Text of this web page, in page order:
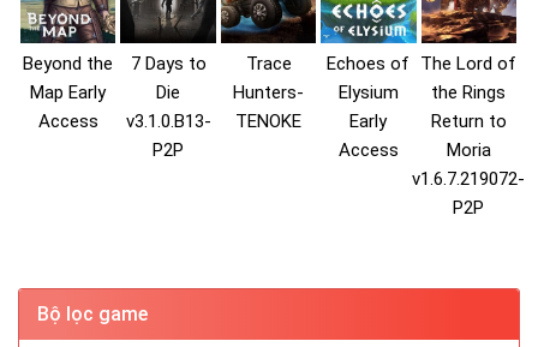
Beyond the
Map Early
Access
7 Days to
Die
v3.1.0.B13-
P2P
Trace
Hunters-
TENOKE
Echoes of
Elysium
Early
Access
The Lord of
the Rings
Return to
Moria
v1.6.7.219072-
P2P
Bộ lọc game